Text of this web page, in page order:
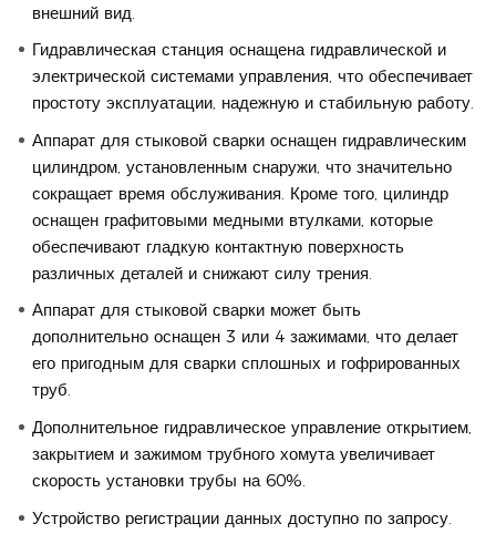
внешний вид.
Гидравлическая станция оснащена гидравлической и
электрической системами управления, что обеспечивает
простоту эксплуатации, надежную и стабильную работу.
Аппарат для стыковой сварки оснащен гидравлическим
цилиндром, установленным снаружи, что значительно
сокращает время обслуживания. Кроме того, цилиндр
оснащен графитовыми медными втулками, которые
обеспечивают гладкую контактную поверхность
различных деталей и снижают силу трения.
Аппарат для стыковой сварки может быть
дополнительно оснащен 3 или 4 зажимами, что делает
его пригодным для сварки сплошных и гофрированных
труб.
Дополнительное гидравлическое управление открытием,
закрытием и зажимом трубного хомута увеличивает
скорость установки трубы на 60%.
Устройство регистрации данных доступно по запросу.